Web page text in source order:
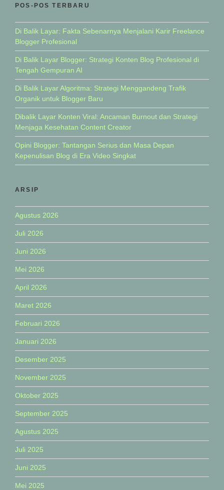
POS-POS TERBARU
Di Balik Layar: Fakta Sebenarnya Menjalani Karir Freelance
Blogger Profesional
Di Balik Layar Blogger: Strategi Konten Blog Profesional di
Tengah Gempuran AI
Di Balik Layar Algoritma: Strategi Menggandeng Trafik
Organik untuk Blogger Baru
Dibalik Layar Konten Viral: Ancaman Burnout dan Strategi
Menjaga Kesehatan Content Creator
Opini Blogger: Tantangan Serius dan Masa Depan
Kepenulisan Blog di Era Video Singkat
ARSIP
Agustus 2026
Juli 2026
Juni 2026
Mei 2026
April 2026
Maret 2026
Februari 2026
Januari 2026
Desember 2025
November 2025
Oktober 2025
September 2025
Agustus 2025
Juli 2025
Juni 2025
Mei 2025